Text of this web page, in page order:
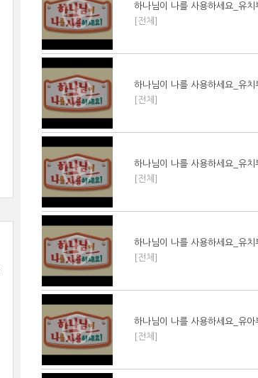
하나님이 나를 사용하세요_유
[전체]
하나님이 나를 사용하세요_유
[전체]
하나님이 나를 사용하세요_유
[전체]
하나님이 나를 사용하세요_유
[전체]
하나님이 나를 사용하세요_유
[전체]